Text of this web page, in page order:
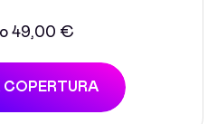
49,00 €
COPERTURA